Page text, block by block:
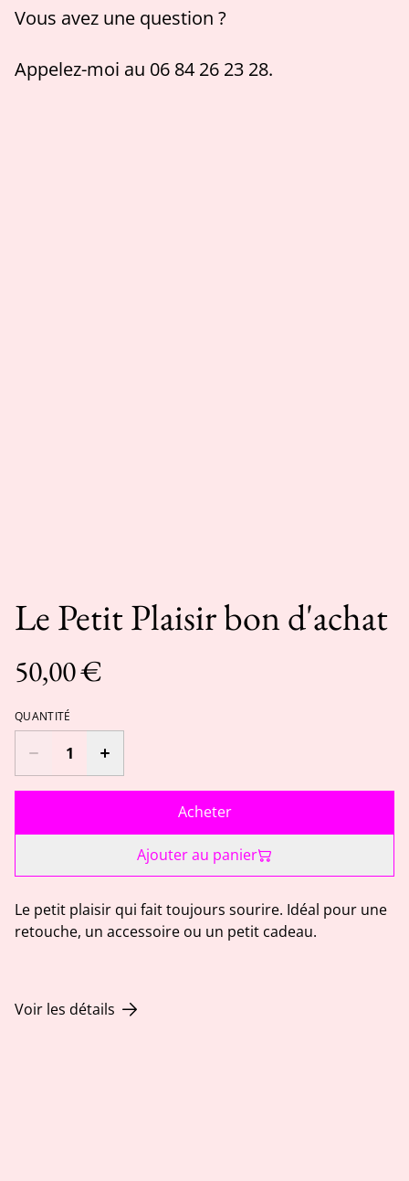
Vous avez une question ?
Appelez-moi au 06 84 26 23 28.
Le Petit Plaisir bon d'achat
50,00 €
QUANTITÉ
Acheter
Ajouter au panier
Le petit plaisir qui fait toujours sourire. Idéal pour une
retouche, un accessoire ou un petit cadeau.
Voir les détails